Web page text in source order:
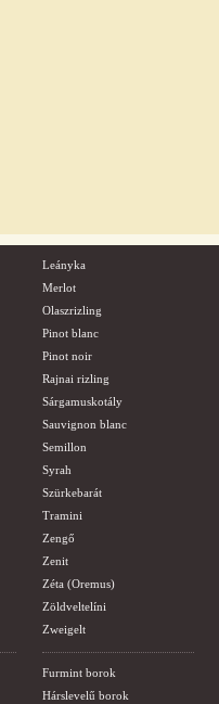
Leányka
Merlot
Olaszrizling
Pinot blanc
Pinot noir
Rajnai rizling
Sárgamuskotály
Sauvignon blanc
Semillon
Syrah
Szürkebarát
Tramini
Zengő
Zenit
Zéta (Oremus)
Zöldveltelíni
Zweigelt
Furmint borok
Hárslevelű borok